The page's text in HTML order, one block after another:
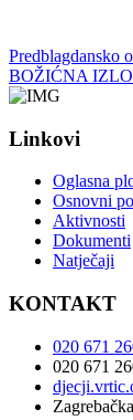
Predblagdansko
BOŽIĆNA
Linkovi
Oglasna
Osnovni
Aktivnosti
Dokumenti
Natječaji
KONTAKT
020 671
020 671